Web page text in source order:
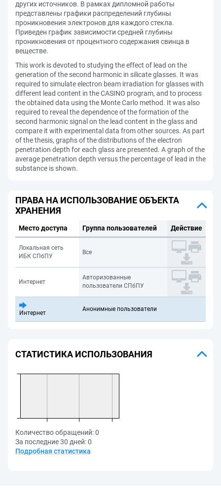
других источников. В рамках дипломной работы
представлены графики распределений глубины
проникновения электронов для каждого стекла.
Приведен график зависимости средней глубины
проникновения от процентного содержания свинца в
веществе.
This work is devoted to studying the effect of lead on the
generation of the second harmonic in silicate glasses. It was
required to simulate electron beam irradiation for glasses with
different lead content in the CASINO program, and to process
the obtained data using the Monte Carlo method. It was also
required to reveal the dependence of the formation of the
second harmonic signal on the lead content in the glass and
compare it with experimental data from other sources. As part
of the thesis, graphs of the distributions of the electron
penetration depth for each glass are presented. A graph of the
average penetration depth versus the percentage of lead in the
substance is shown.
ПРАВА НА ИСПОЛЬЗОВАНИЕ ОБЪЕКТА
ХРАНЕНИЯ
Место доступа Группа пользователей Действие
Локальная сеть
ИБК СПбПУ
Все
Интернет
Авторизованные
пользователи СПбПУ
Интернет
Анонимные пользователи
СТАТИСТИКА ИСПОЛЬЗОВАНИЯ
Количество обращений:0
За последние 30 дней:0
Подробная статистика